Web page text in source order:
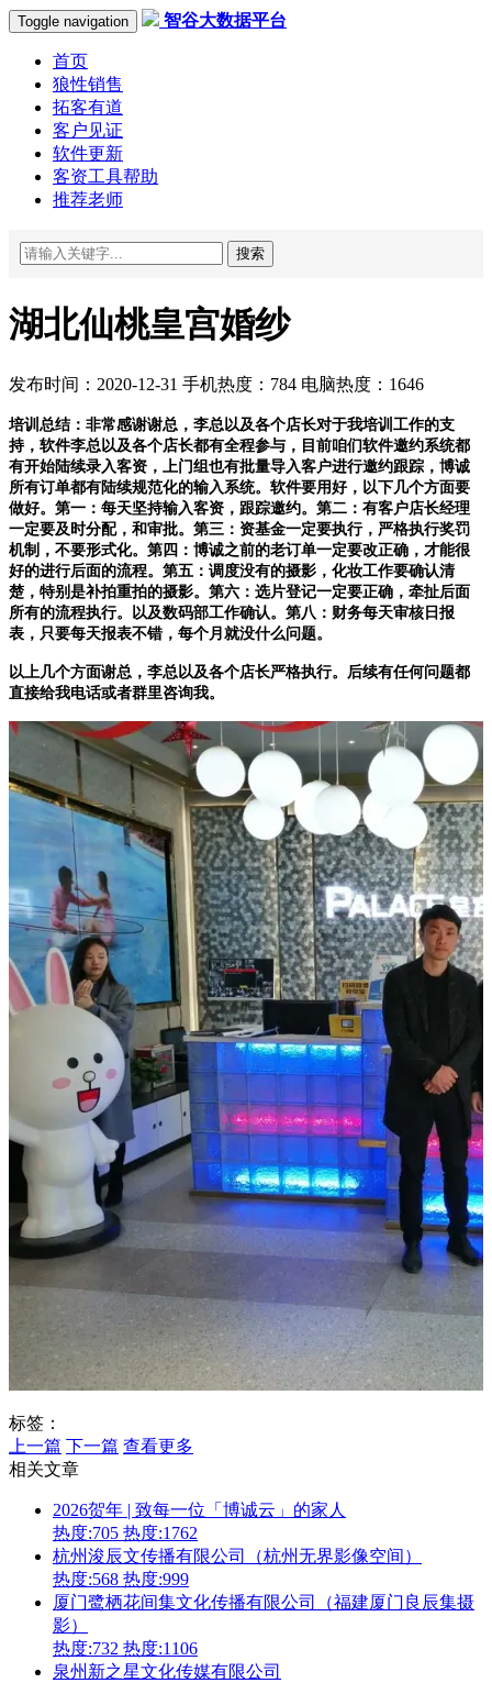
Toggle navigation 智谷大数据平台
首页
狼性销售
拓客有道
客户见证
软件更新
客资工具帮助
推荐老师
搜索
湖北仙桃皇宫婚纱
发布时间：2020-12-31 手机热度：784 电脑热度：1646
培训总结：非常感谢谢总，李总以及各个店长对于我培训工作的支
持，软件李总以及各个店长都有全程参与，目前咱们软件邀约系统都
有开始陆续录入客资，上门组也有批量导入客户进行邀约跟踪，博诚
所有订单都有陆续规范化的输入系统。软件要用好，以下几个方面要
做好。第一：每天坚持输入客资，跟踪邀约。第二：有客户店长经理
一定要及时分配，和审批。第三：资基金一定要执行，严格执行奖罚
机制，不要形式化。第四：博诚之前的老订单一定要改正确，才能很
好的进行后面的流程。第五：调度没有的摄影，化妆工作要确认清
楚，特别是补拍重拍的摄影。第六：选片登记一定要正确，牵扯后面
所有的流程执行。以及数码部工作确认。第八：财务每天审核日报
表，只要每天报表不错，每个月就没什么问题。
以上几个方面谢总，李总以及各个店长严格执行。后续有任何问题都
直接给我电话或者群里咨询我。
标签：
上一篇 下一篇 查看更多
相关文章
2026贺年 | 致每一位「博诚云」的家人
热度:705 热度:1762
杭州浚辰文传播有限公司（杭州无界影像空间）
热度:568 热度:999
厦门鹭栖花间集文化传播有限公司（福建厦门良辰集摄
影）
热度:732 热度:1106
泉州新之星文化传媒有限公司